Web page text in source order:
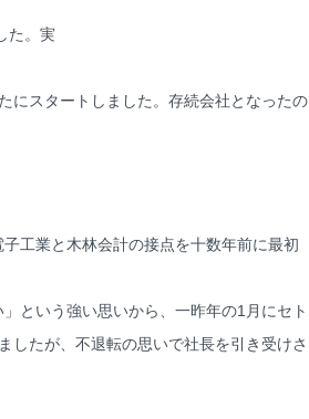
た。実
にスタートしました。存続会社となったの
工業と木林会計の接点を十数年前に最初
という強い思いから、一昨年の1月にセト
したが、不退転の思いで社長を引き受けさ